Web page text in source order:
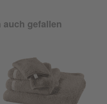
auch gefallen